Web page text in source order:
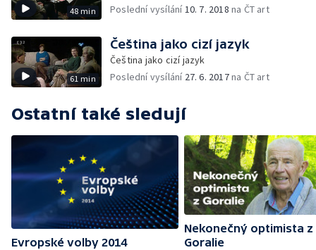
48 min
Poslední vysílání10. 7. 2018 na ČT art
61 min
Čeština jako cizí jazyk
Čeština jako cizí jazyk
Poslední vysílání 27. 6. 2017na ČT art
Ostatní také sledují
Evropské volby 2014
Nekonečný optimista z
Goralie